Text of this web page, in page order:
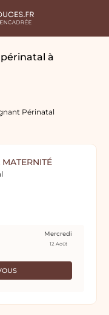
à
Périnatal
Mercredi
12 Août